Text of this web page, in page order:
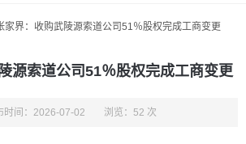
家界：收购武陵源索道公司51％股权完成工商变更
源索道公司51％股权完成工商变更
时间：2026-07-02 浏览：52 次